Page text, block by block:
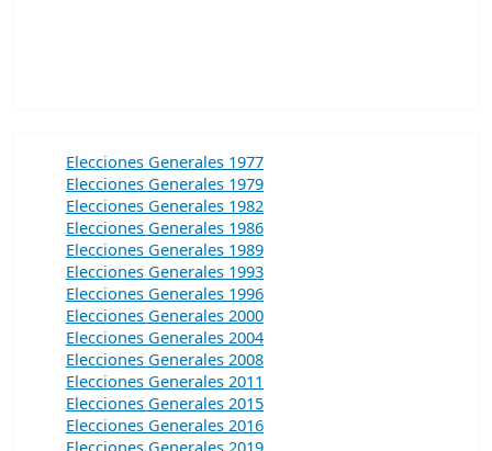
Elecciones Generales 1977
Elecciones Generales 1979
Elecciones Generales 1982
Elecciones Generales 1986
Elecciones Generales 1989
Elecciones Generales 1993
Elecciones Generales 1996
Elecciones Generales 2000
Elecciones Generales 2004
Elecciones Generales 2008
Elecciones Generales 2011
Elecciones Generales 2015
Elecciones Generales 2016
Elecciones Generales 2019